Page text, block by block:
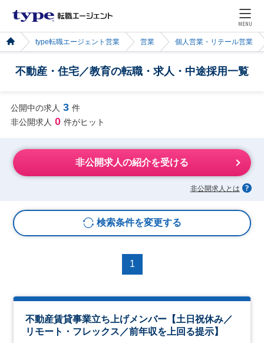
MENU
type転職エージェント営業 営業 個人営業・リテール営業
不動産・住宅／教育の転職・求人・中途採用一覧
公開中の求人 3 件
非公開求人 0 件がヒット
非公開求人の紹介を受ける
非公開求人とは
検索条件を変更する
1
不動産賃貸事業立ち上げメンバー【土日祝休み／
リモート・フレックス／前年収を上回る提示】